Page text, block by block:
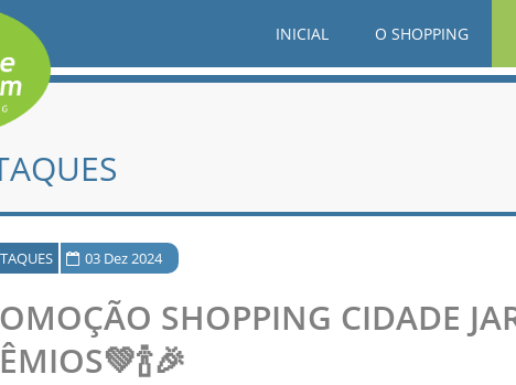
INICIAL O SHOPPING
03 Dez 2024
SHOPPING CIDADE